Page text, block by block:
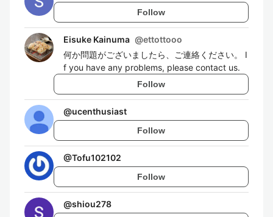
Follow
Eisuke Kainuma @ettottooo
何か問題がございましたら、ご連絡ください。 I
f you have any problems, please contact us.
Follow
@ucenthusiast
Follow
@Tofu102102
Follow
@shiou278